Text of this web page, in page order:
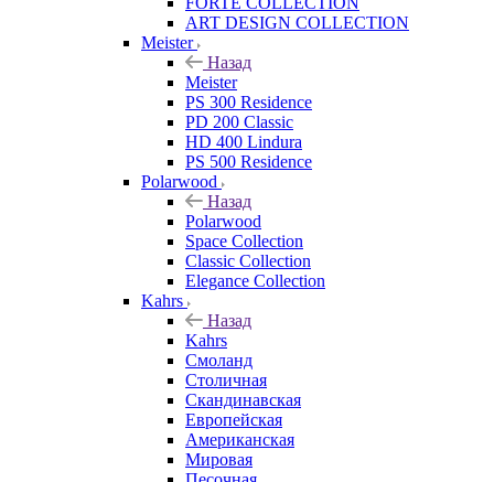
ART DESIGN COLLECTION
Meister
Назад
Meister
PS 300 Residence
PD 200 Classic
HD 400 Lindura
PS 500 Residence
Polarwood
Назад
Polarwood
Space Collection
Classic Collection
Elegance Collection
Kahrs
Назад
Kahrs
Смоланд
Столичная
Скандинавская
Европейская
Американская
Мировая